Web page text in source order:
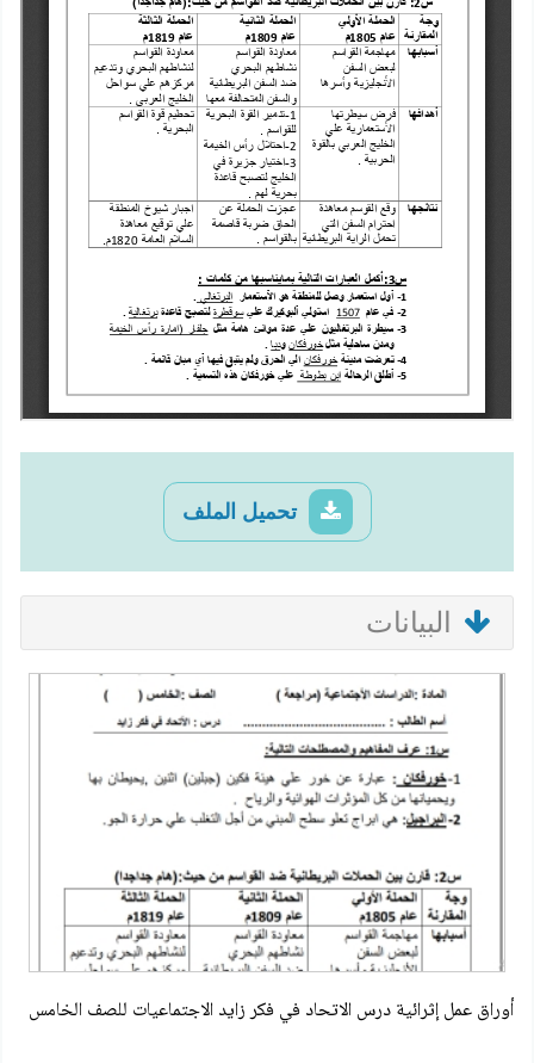
تحميل الملف
البيانات
أوراق عمل إثرائية درس الاتحاد في فكر زايد الاجتماعيات للصف الخامس